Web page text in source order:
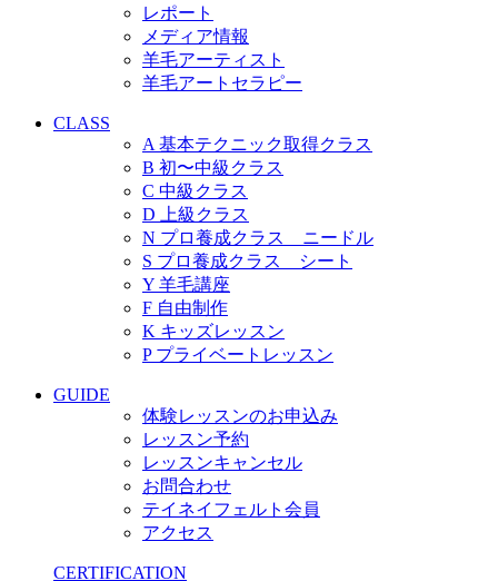
レポート
メディア情報
羊毛アーティスト
羊毛アートセラピー
CLASS
A 基本テクニック取得クラス
B 初〜中級クラス
C 中級クラス
D 上級クラス
N プロ養成クラス ニードル
S プロ養成クラス シート
Y 羊毛講座
F 自由制作
K キッズレッスン
P プライベートレッスン
GUIDE
体験レッスンのお申込み
レッスン予約
レッスンキャンセル
お問合わせ
テイネイフェルト会員
アクセス
CERTIFICATION